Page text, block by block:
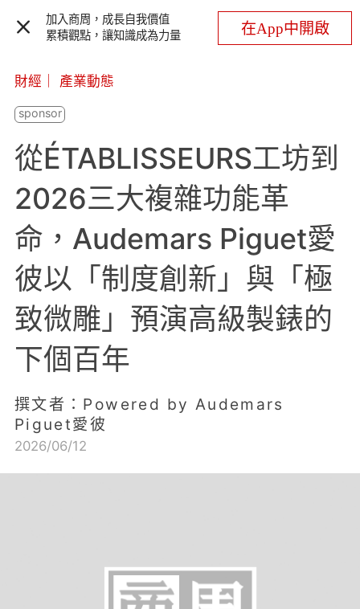
加入商周，成長自我價值
累積觀點，讓知識成為力量
在App中開啟
財經 產業動態
從ÉTABLISSEURS工坊到
2026三大複雜功能革
命，Audemars Piguet愛
彼以「制度創新」與「極
致微雕」預演高級製錶的
下個百年
撰文者：Powered by Audemars
Piguet愛彼
2026/06/12